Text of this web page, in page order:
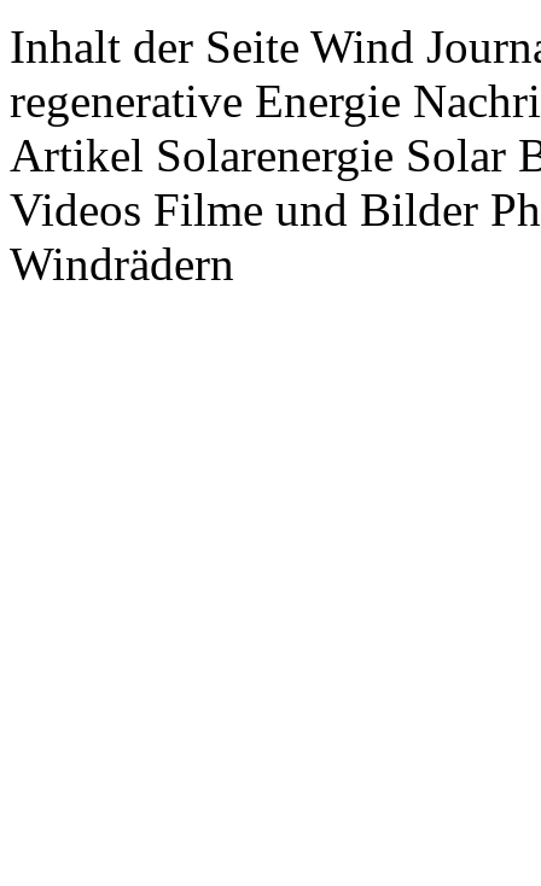
Inhalt der Seite Wind
regenerative Energie
Artikel Solarenergie Solar
Videos Filme und Bilder
Windrädern